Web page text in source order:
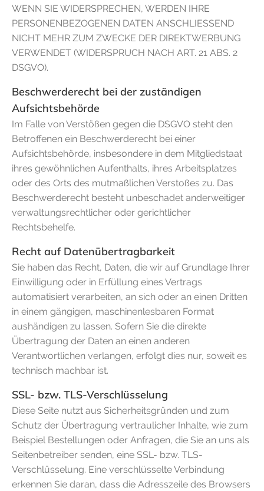
WENN SIE WIDERSPRECHEN, WERDEN IHRE
PERSONENBEZOGENEN DATEN ANSCHLIESSEND
NICHT MEHR ZUM ZWECKE DER DIREKTWERBUNG
VERWENDET (WIDERSPRUCH NACH ART. 21 ABS. 2
DSGVO).
Beschwerderecht bei der zuständigen
Aufsichtsbehörde
Im Falle von Verstößen gegen die DSGVO steht den
Betroffenen ein Beschwerderecht bei einer
Aufsichtsbehörde, insbesondere in dem Mitgliedstaat
ihres gewöhnlichen Aufenthalts, ihres Arbeitsplatzes
oder des Orts des mutmaßlichen Verstoßes zu. Das
Beschwerderecht besteht unbeschadet anderweitiger
verwaltungsrechtlicher oder gerichtlicher
Rechtsbehelfe.
Recht auf Datenübertragbarkeit
Sie haben das Recht, Daten, die wir auf Grundlage Ihrer
Einwilligung oder in Erfüllung eines Vertrags
automatisiert verarbeiten, an sich oder an einen Dritten
in einem gängigen, maschinenlesbaren Format
aushändigen zu lassen. Sofern Sie die direkte
Übertragung der Daten an einen anderen
Verantwortlichen verlangen, erfolgt dies nur, soweit es
technisch machbar ist.
SSL- bzw. TLS-Verschlüsselung
Diese Seite nutzt aus Sicherheitsgründen und zum
Schutz der Übertragung vertraulicher Inhalte, wie zum
Beispiel Bestellungen oder Anfragen, die Sie an uns als
Seitenbetreiber senden, eine SSL- bzw. TLS-
Verschlüsselung. Eine verschlüsselte Verbindung
erkennen Sie daran, dass die Adresszeile des Browsers